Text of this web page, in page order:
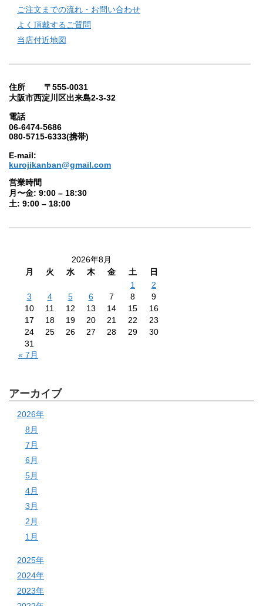
ご注文までの流れ・お問い合わせ
よく頂戴するご質問
当店付近地図
住所 〒555-0031
大阪市西淀川区出来島2-3-32
電話
06-6474-5686
080-5715-6333(携帯)
E-mail:
kurojikanban@gmail.com
営業時間
月〜金: 9:00 – 18:30
土: 9:00 – 18:00
2026年8月
月
火 水 木 金 土
日
1
2
3
4 5 6 7 8
9
10
11 12 13 14 15
16
17
18 19 20 21 22
23
24
25 26 27 28 29
30
31
« 7月
アーカイブ
2026年
8月
7月
6月
5月
4月
3月
2月
1月
2025年
2024年
2023年